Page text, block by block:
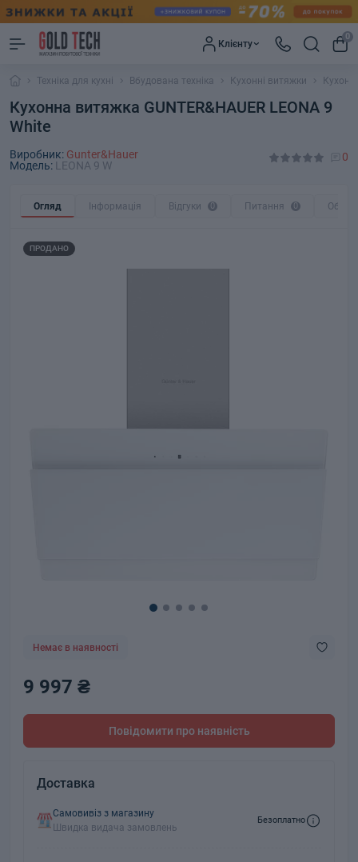
Клієнту
0
Техніка для кухні Вбудована техніка Кухонні витяжки
Кухонна витяжка GUNTER&HAUER LEONA 9
White
Виробник: Gunter&Hauer
Модель: LEONA 9 W
0
Огляд Інформація Відгуки 0 Питання 0 Обмін
ПРОДАНО
Немає в наявності
9 997 ₴
Повідомити про наявність
Доставка
Самовивіз з магазину
Швидка видача замовлень
Безоплатно